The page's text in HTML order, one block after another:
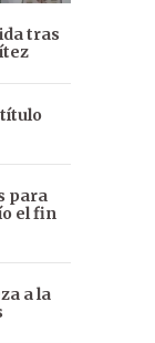
tras
para
el fin
a la